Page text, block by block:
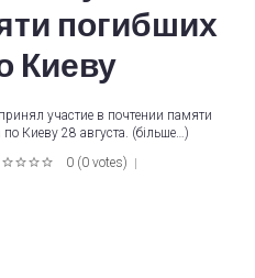
погибших
Киеву
участие в почтении памяти
Киеву 28 августа. (більше…)
0 (0 votes)